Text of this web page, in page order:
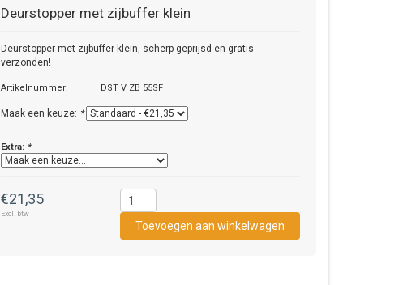
Deurstopper met zijbuffer klein
Deurstopper met zijbuffer klein, scherp geprijsd en gratis
verzonden!
Artikelnummer: DST V ZB 55SF
Maak een keuze: *
Extra: *
€21,35
Excl. btw